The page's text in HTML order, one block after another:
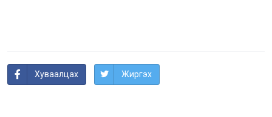
Хуваалцах Жиргэх